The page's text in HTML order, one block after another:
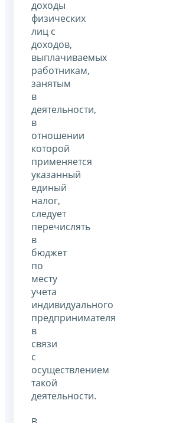
доходы
физических
лиц с
доходов,
выплачиваемых
работникам,
занятым
в
деятельности,
в
отношении
которой
применяется
указанный
единый
налог,
следует
перечислять
в
бюджет
по
месту
учета
индивидуального
предпринимателя
в
связи
с
осуществлением
такой
деятельности.